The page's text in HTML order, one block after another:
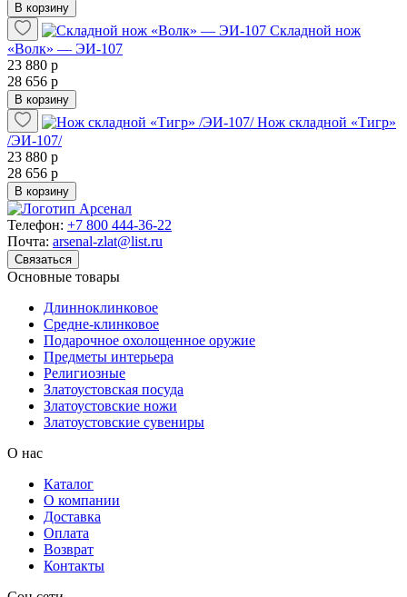
В корзину
Складной нож
«Волк» — ЭИ-107
23 880 р
28 656 р
В корзину
Нож складной «Тигр»
/ЭИ-107/
23 880 р
28 656 р
В корзину
Телефон: +7 800 444-36-22
Почта: arsenal-zlat@list.ru
Связаться
Основные товары
Длинноклинковое
Средне-клинковое
Подарочное охолощенное оружие
Предметы интерьера
Религиозные
Златоустовская посуда
Златоустовские ножи
Златоустовские сувениры
О нас
Каталог
О компании
Доставка
Оплата
Возврат
Контакты